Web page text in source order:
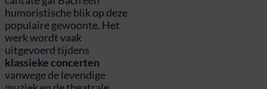
humoristische blik op deze
populaire gewoonte. Het
werk wordt vaak
uitgevoerd tijdens
klassieke concerten
vanwege de levendige